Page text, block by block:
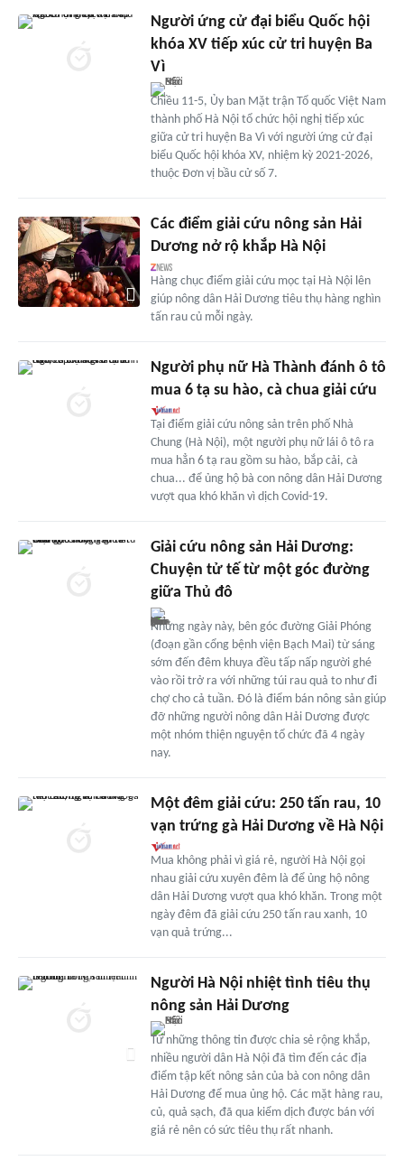
Người ứng cử đại biểu Quốc hội
khóa XV tiếp xúc cử tri huyện Ba
Vì
Chiều 11-5, Ủy ban Mặt trận Tổ quốc Việt Nam
thành phố Hà Nội tổ chức hội nghị tiếp xúc
giữa cử tri huyện Ba Vì với người ứng cử đại
biểu Quốc hội khóa XV, nhiệm kỳ 2021-2026,
thuộc Đơn vị bầu cử số 7.
Các điểm giải cứu nông sản Hải
Dương nở rộ khắp Hà Nội
Hàng chục điểm giải cứu mọc tại Hà Nội lên
giúp nông dân Hải Dương tiêu thụ hàng nghìn
tấn rau củ mỗi ngày.
Người phụ nữ Hà Thành đánh ô tô
mua 6 tạ su hào, cà chua giải cứu
Tại điểm giải cứu nông sản trên phố Nhà
Chung (Hà Nội), một người phụ nữ lái ô tô ra
mua hẳn 6 tạ rau gồm su hào, bắp cải, cà
chua... để ủng hộ bà con nông dân Hải Dương
vượt qua khó khăn vì dịch Covid-19.
Giải cứu nông sản Hải Dương:
Chuyện tử tế từ một góc đường
giữa Thủ đô
Những ngày này, bên góc đường Giải Phóng
(đoạn gần cổng bệnh viện Bạch Mai) từ sáng
sớm đến đêm khuya đều tấp nấp người ghé
vào rồi trở ra với những túi rau quả to như đi
chợ cho cả tuần. Đó là điểm bán nông sản giúp
đỡ những người nông dân Hải Dương được
một nhóm thiện nguyện tổ chức đã 4 ngày
nay.
Một đêm giải cứu: 250 tấn rau, 10
vạn trứng gà Hải Dương về Hà Nội
Mua không phải vì giá rẻ, người Hà Nội gọi
nhau giải cứu xuyên đêm là để ủng hộ nông
dân Hải Dương vượt qua khó khăn. Trong một
ngày đêm đã giải cứu 250 tấn rau xanh, 10
vạn quả trứng...
Người Hà Nội nhiệt tình tiêu thụ
nông sản Hải Dương
Từ những thông tin được chia sẻ rộng khắp,
nhiều người dân Hà Nội đã tìm đến các địa
điểm tập kết nông sản của bà con nông dân
Hải Dương để mua ủng hộ. Các mặt hàng rau,
củ, quả sạch, đã qua kiểm dịch được bán với
giá rẻ nên có sức tiêu thụ rất nhanh.